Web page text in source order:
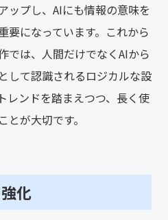
ップし、AIにも情報の意味を
要になっています。これから
では、人間だけでなくAIから
して認識されるロジカルな設
レンドを踏まえつつ、長く使
が大切です。
化